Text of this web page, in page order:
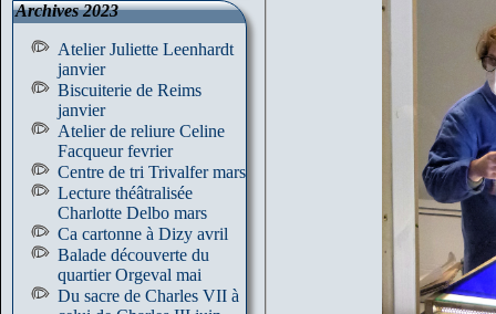
Archives 2023
Atelier Juliette Leenhardt
janvier
Biscuiterie de Reims
janvier
Atelier de reliure Celine
Facqueur fevrier
Centre de tri Trivalfer mars
Lecture théâtralisée
Charlotte Delbo mars
Ca cartonne à Dizy avril
Balade découverte du
quartier Orgeval mai
Du sacre de Charles VII à